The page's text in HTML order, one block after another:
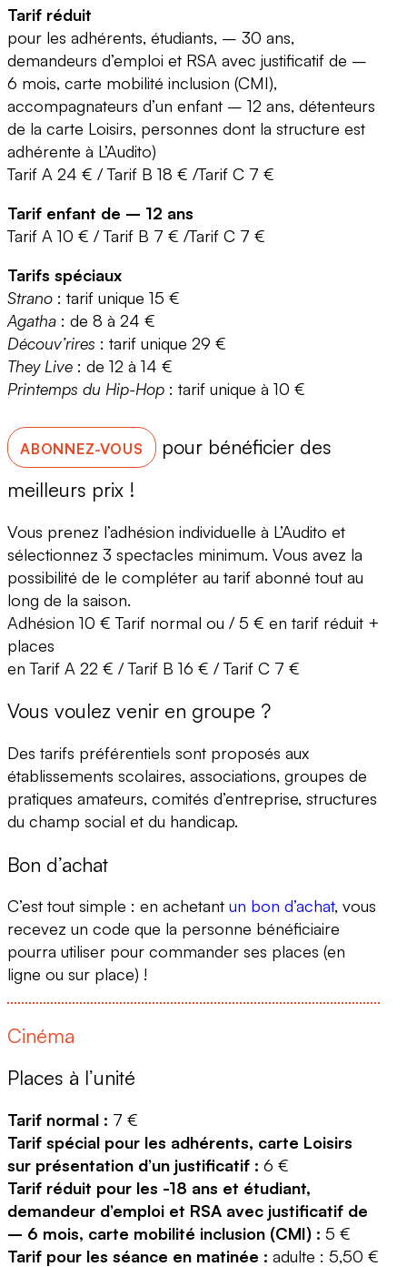
Tarif réduit
pour les adhérents, étudiants, – 30 ans,
demandeurs d’emploi et RSA avec justificatif de –
6 mois, carte mobilité inclusion (CMI),
accompagnateurs d’un enfant – 12 ans, détenteurs
de la carte Loisirs, personnes dont la structure est
adhérente à L’Audito)
Tarif A 24 € / Tarif B 18 € /Tarif C 7 €
Tarif enfant de – 12 ans
Tarif A 10 € / Tarif B 7 € /Tarif C 7 €
Tarifs spéciaux
Strano : tarif unique 15 €
Agatha : de 8 à 24 €
Découv’rires : tarif unique 29 €
They Live : de 12 à 14 €
Printemps du Hip-Hop : tarif unique à 10 €
ABONNEZ-VOUS
pour bénéficier des
meilleurs prix !
Vous prenez l’adhésion individuelle à L’Audito et
sélectionnez 3 spectacles minimum. Vous avez la
possibilité de le compléter au tarif abonné tout au
long de la saison.
Adhésion 10 € Tarif normal ou / 5 € en tarif réduit +
places
en Tarif A 22 € / Tarif B 16 € / Tarif C 7 €
Vous voulez venir en groupe ?
Des tarifs préférentiels sont proposés aux
établissements scolaires, associations, groupes de
pratiques amateurs, comités d’entreprise, structures
du champ social et du handicap.
Bon d’achat
C’est tout simple : en achetant un bon d’achat, vous
recevez un code que la personne bénéficiaire
pourra utiliser pour commander ses places (en
ligne ou sur place) !
Cinéma
Places à l’unité
Tarif normal : 7 €
Tarif spécial pour les adhérents, carte Loisirs
sur présentation d’un justificatif : 6 €
Tarif réduit pour les -18 ans et étudiant,
demandeur d’emploi et RSA avec justificatif de
– 6 mois, carte mobilité inclusion (CMI) : 5 €
Tarif pour les séance en matinée : adulte : 5,50 €